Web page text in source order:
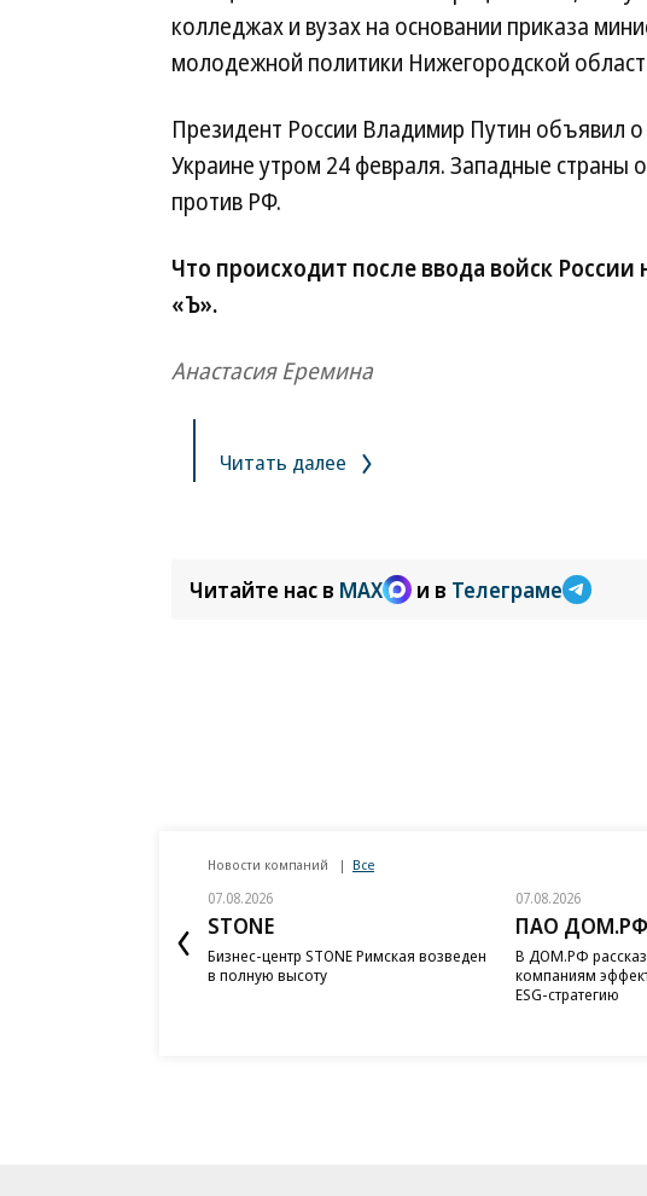
колледжах и вузах на основании приказа
молодежной политики Нижегородской
Президент России Владимир Путин объявил
Украине утром 24 февраля. Западные страны
против РФ.
Что происходит после ввода войск России
«Ъ».
Анастасия Еремина
Читать далее
Читайте нас в MAX и в Телеграме
Новости компаний Все
07.08.2026
STONE
Бизнес-центр STONE Римская возведен
в полную высоту
07.08.2026
ПАО ДОМ.РФ
В ДОМ.РФ
компаниям
ESG-стратегию